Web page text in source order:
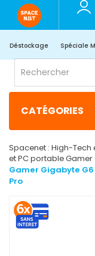
Déstockage Spéciale
CATÉGORIES
Spacenet : High-
et PC portable Gamer
Gamer Gigabyte G6
Pro